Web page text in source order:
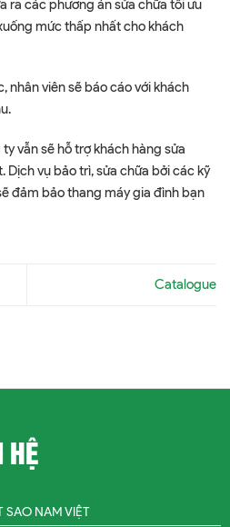
ra các phương án sửa chữa tối ưu
mức thấp nhất cho khách
nhân viên sẽ báo cáo với khách
vẫn sẽ hỗ trợ khách hàng sửa
Dịch vụ bảo trì, sửa chữa bởi các kỹ
đảm bảo thang máy gia đình bạn
Catalogue
HỆ
SAO NAM VIỆT